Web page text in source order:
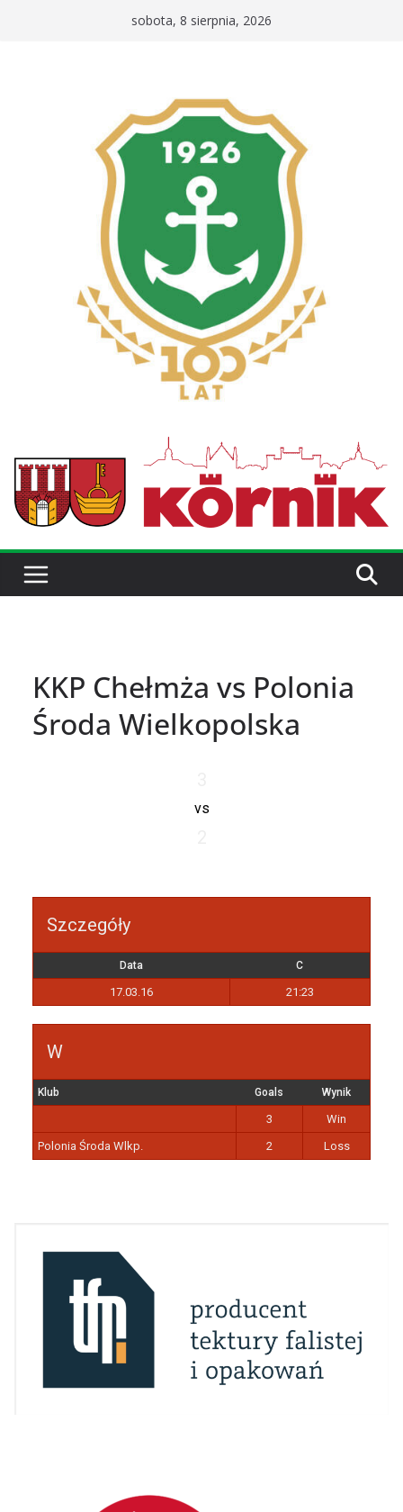
sobota, 8 sierpnia, 2026
KKP Chełmża vs Polonia
Środa Wielkopolska
vs
Szczegóły
Data C
17.03.16 21:23
W
Klub Goals Wynik
3
Win
Polonia Środa Wlkp.
2 Loss